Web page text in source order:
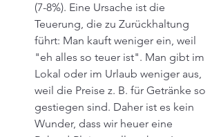
(7-8%). Eine Ursache ist die
Teuerung, die zu Zurückhaltung
führt: Man kauft weniger ein, weil
"eh alles so teuer ist". Man gibt im
Lokal oder im Urlaub weniger aus,
weil die Preise z. B. für Getränke so
gestiegen sind. Daher ist es kein
Wunder, dass wir heuer eine